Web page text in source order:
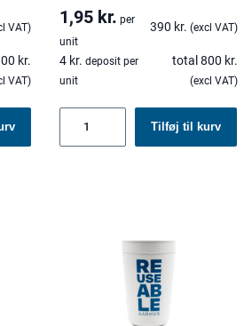
VAT)
kr.
VAT)
1,95 kr. per
unit
390 kr. (excl VAT)
4 kr. deposit per
unit
total 800 kr.
(excl VAT)
Genbrugelige
kopper
Tilføj til kurv